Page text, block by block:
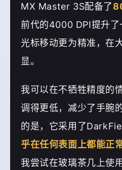
MX Master 3S配备了
前代的4000 DPI提升了
光标移动更为精准，在
显。
我可以在不牺牲精度的
调得更低，减少了手腕
的是，它采用了
乎在任何表面上都能正
我尝试在玻璃茶几上使